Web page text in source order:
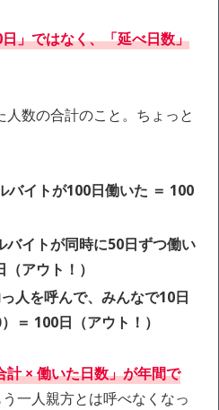
」ではなく、「延べ日数」
人数の合計のこと。ちょっと
バイトが100日働いた ＝ 100
バイトが同時に50日ずつ働い
（アウト！）
人を呼んで、みんなで10日
＝ 100日（アウト！）
計 × 働いた日数」が年間で
一人親方とは呼べなくなっ